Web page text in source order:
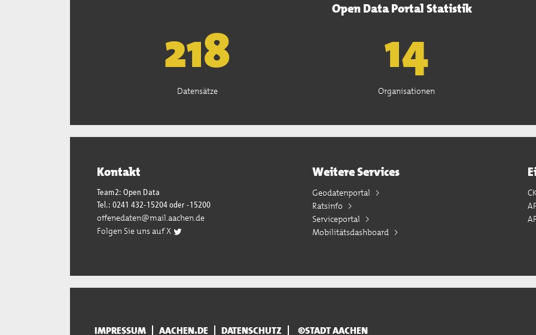
Open Data Portal Statistik
221
Datensätze
15
Organisationen
Kontakt
Team2: Open Data
Tel.: 0241 432-15204 oder -15200
offenedaten@mail.aachen.de
Folgen Sie uns auf X
Weitere Services
Geodatenportal
Ratsinfo
Serviceportal
Mobilitätsdashboard
IMPRESSUM AACHEN.DE DATENSCHUTZ ©STADT AACHEN